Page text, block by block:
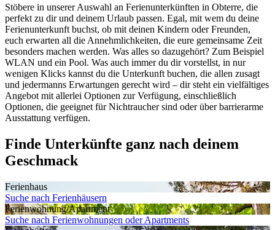
Stöbere in unserer Auswahl an Ferienunterkünften in Obterre, die
perfekt zu dir und deinem Urlaub passen. Egal, mit wem du deine
Ferienunterkunft buchst, ob mit deinen Kindern oder Freunden,
euch erwarten all die Annehmlichkeiten, die eure gemeinsame Zeit
besonders machen werden. Was alles so dazugehört? Zum Beispiel
WLAN und ein Pool. Was auch immer du dir vorstellst, in nur
wenigen Klicks kannst du die Unterkunft buchen, die allen zusagt
und jedermanns Erwartungen gerecht wird – dir steht ein vielfältiges
Angebot mit allerlei Optionen zur Verfügung, einschließlich
Optionen, die geeignet für Nichtraucher sind oder über barrierarme
Ausstattung verfügen.
Finde Unterkünfte ganz nach deinem
Geschmack
Ferienhaus
Suche nach Ferienhäusern
Ferienwohnung/Apartment
Suche nach Ferienwohnungen oder Apartments